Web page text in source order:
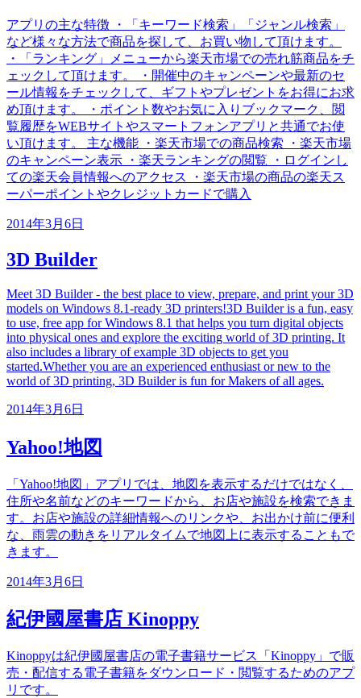
アプリの主な特徴 ・「キーワード検索」「ジャンル検索」
など様々な方法で商品を探して、お買い物して頂けます。
・「ランキング」メニューから楽天市場での売れ筋商品をチ
ェックして頂けます。 ・開催中のキャンペーンや最新のセ
ール情報をチェックして、ギフトやプレゼントをお得にお求
め頂けます。 ・ポイント数やお気に入りブックマーク、閲
覧履歴をWEBサイトやスマートフォンアプリと共通でお使
い頂けます。 主な機能 ・楽天市場での商品検索 ・楽天市場
のキャンペーン表示 ・楽天ランキングの閲覧 ・ログインし
ての楽天会員情報へのアクセス ・楽天市場の商品の楽天ス
ーパーポイントやクレジットカードで購入
2014年3月6日
3D Builder
Meet 3D Builder - the best place to view, prepare, and print your 3D
models on Windows 8.1-ready 3D printers!3D Builder is a fun, easy
to use, free app for Windows 8.1 that helps you turn digital objects
into physical ones and explore the exciting world of 3D printing. It
also includes a library of example 3D objects to get you
started.Whether you are an experienced enthusiast or new to the
world of 3D printing, 3D Builder is fun for Makers of all ages.
2014年3月6日
Yahoo!地図
「Yahoo!地図」アプリでは、地図を表示するだけではなく、
住所や名前などのキーワードから、お店や施設を検索できま
す。お店や施設の詳細情報へのリンクや、お出かけ前に便利
な、雨雲の動きをリアルタイムで地図上に表示することもで
きます。
2014年3月6日
紀伊國屋書店 Kinoppy
Kinoppyは紀伊國屋書店の電子書籍サービス「Kinoppy」で販
売・配信する電子書籍をダウンロード・閲覧するためのアプ
リです。